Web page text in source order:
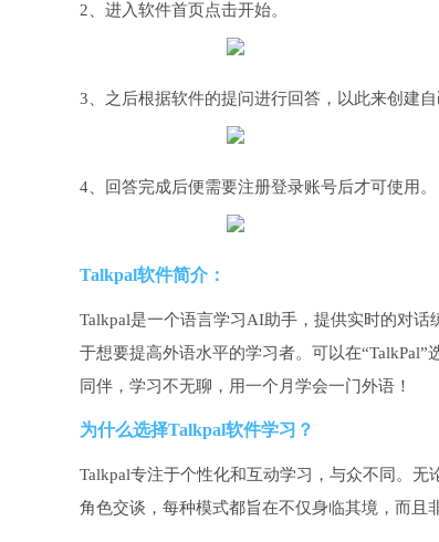
2、进入软件首页点击开始。
3、之后根据软件的提问进行回答，以此来创建自
4、回答完成后便需要注册登录账号后才可使用。
Talkpal软件简介：
Talkpal是一个语言学习AI助手，提供实时的对
于想要提高外语水平的学习者。可以在
同伴，学习不无聊，用一个月学会一门外语！
为什么选择Talkpal软件学习？
Talkpal专注于个性化和互动学习，与众不同。
角色交谈，每种模式都旨在不仅身临其境，而且